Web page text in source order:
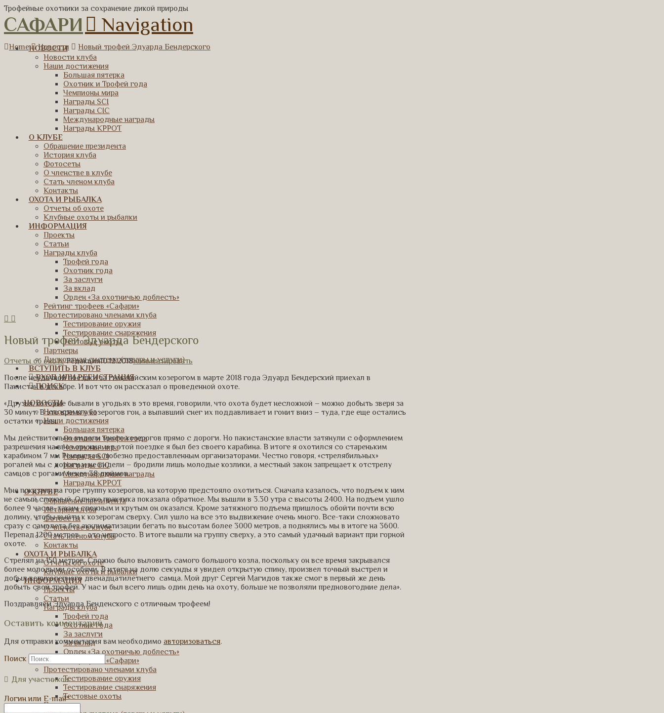
Трофейные охотники за сохранение дикой природы
САФАРИ Navigation
НОВОСТИ
Новости клуба
Наши достижения
Большая пятерка
Охотник и Трофей года
Чемпионы мира
Награды SCI
Награды CIC
Международные награды
Награды КРРОТ
О КЛУБЕ
Обращение президента
История клуба
Фотосеты
О членстве в клубе
Стать членом клуба
Контакты
ОХОТА И РЫБАЛКА
Отчеты об охоте
Клубные охоты и рыбалки
ИНФОРМАЦИЯ
Проекты
Статьи
Награды клуба
Трофей года
Охотник года
За заслуги
За вклад
Орден «За охотничью доблесть»
Рейтинг трофеев «Сафари»
Протестировано членами клуба
Тестирование оружия
Тестирование снаряжения
Тестовые охоты
Партнеры
Дисконтная система (товары и услуги)
ВСТУПИТЬ В КЛУБ
ВХОД ИЛИ РЕГИСТРАЦИЯ
ПОИСК
НОВОСТИ
Новости клуба
Наши достижения
Большая пятерка
Охотник и Трофей года
Чемпионы мира
Награды SCI
Награды CIC
Международные награды
Награды КРРОТ
О КЛУБЕ
Обращение президента
История клуба
Фотосеты
О членстве в клубе
Стать членом клуба
Контакты
ОХОТА И РЫБАЛКА
Отчеты об охоте
Клубные охоты и рыбалки
ИНФОРМАЦИЯ
Проекты
Статьи
Награды клуба
Трофей года
Охотник года
За заслуги
За вклад
Орден «За охотничью доблесть»
Рейтинг трофеев «Сафари»
Протестировано членами клуба
Тестирование оружия
Тестирование снаряжения
Тестовые охоты
Партнеры
Home Новости Новый трофей Эдуарда Бендерского
Новый трофей Эдуарда Бендерского
Отчеты об охотеРедакция10.12.2018Комментировать
После неудачной поездки за гималайским козерогом в марте 2018 года Эдуард Бендерский приехал в
Пакистан в декабре. И вот что он рассказал о проведенной охоте.
«Друзья, которые бывали в угодьях в это время, говорили, что охота будет несложной – можно добыть зверя за
30 минут. В это время у козерогов гон, а выпавший снег их поддавливает и гонит вниз – туда, где еще остались
остатки травы.
Мы действительно видели много козерогов прямо с дороги. Но пакистанские власти затянули с оформлением
разрешения на ввоз оружия, и в этой поездке я был без своего карабина. В итоге я охотился со стареньким
карабином 7 мм Ремингтон, любезно предоставленным организаторами. Честно говоря, «стрелябильных»
рогалей мы с дороги и не видели – бродили лишь молодые козлики, а местный закон запрещает к отстрелу
самцов с рогами менее 38 дюймов.
Мне показали на горе группу козерогов, на которую предстояло охотиться. Сначала казалось, что подъем к ним
не самый сложный. Однако практика показала обратное. Мы вышли в 3.30 утра с высоты 2400. На подъем ушло
более 9 часов, таким сложным и крутым он оказался. Кроме затяжного подъема пришлось обойти почти всю
долину, чтобы выйти к козерогам сверху. Сил ушло на все это выдвижение очень много. Все-таки сложновато
сразу с самолета без акклиматизации бегать по высотам более 3000 метров, а поднялись мы в итоге на 3600.
Перепад 1200 метров – это непросто. В итоге вышли на группу сверху, а это самый удачный вариант при горной
охоте.
Стрелял на 150 метров. Сложно было выловить самого большого козла, поскольку он все время закрывался
более молодыми особями. В итоге на долю секунды я увидел открытую спину, произвел точный выстрел и
добыл великолепного двенадцатилетнего самца. Мой друг Сергей Магидов также смог в первый же день
добыть свой трофей. У нас и был всего лишь один день на охоту, больше не позволяли предновогодние дела».
Поздравляем Эдуарда Бенденского с отличным трофеем!
Оставить комментарий
Для отправки комментария вам необходимо авторизоваться.
Поиск
Для участников
Логин или E-mail*